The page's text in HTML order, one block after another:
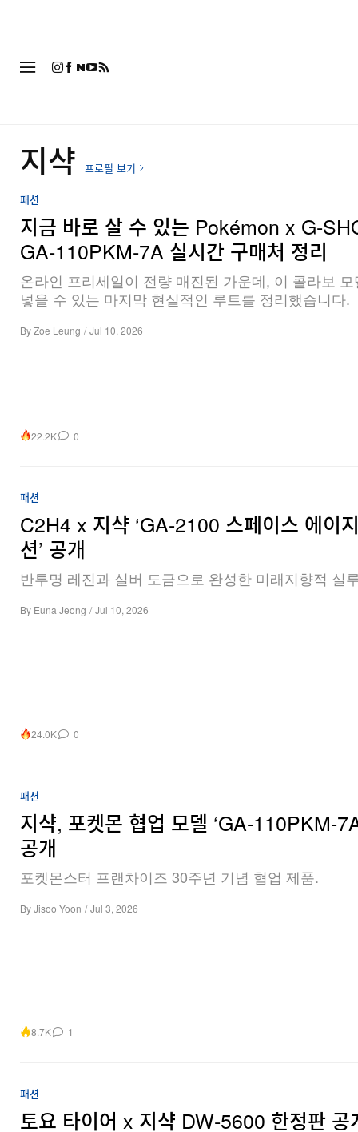
지샥 프로필 보기
패션
지금 바로 살 수 있는 Pokémon x
GA‑110PKM‑7A 실시간 구매처 정리
온라인 프리세일이 전량 매진된 가운데, 이 콜라보
넣을 수 있는 마지막 현실적인 루트를 정리했습니다.
ByZoe Leung / Jul 10, 2026
22.2K 0
패션
C2H4 x 지샥 ‘GA-2100 스페이스 에이
션’ 공개
반투명 레진과 실버 도금으로 완성한 미래지향적 실
By Euna Jeong / Jul 10, 2026
24.0K 0
패션
지샥, 포켓몬 협업 모델 ‘GA-110PKM-
공개
포켓몬스터 프랜차이즈 30주년 기념 협업 제품.
ByJisoo Yoon / Jul 3, 2026
8.7K 1
패션
토요 타이어 x 지샥 DW‑5600 한정판 공